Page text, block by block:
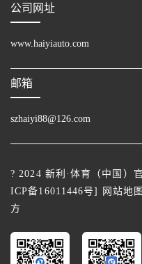
公司网址
www.haiyiauto.com
邮箱
szhaiyi88@126.com
? 2024 新利·体育（中国）
ICP备16011446号] 网站地图
方